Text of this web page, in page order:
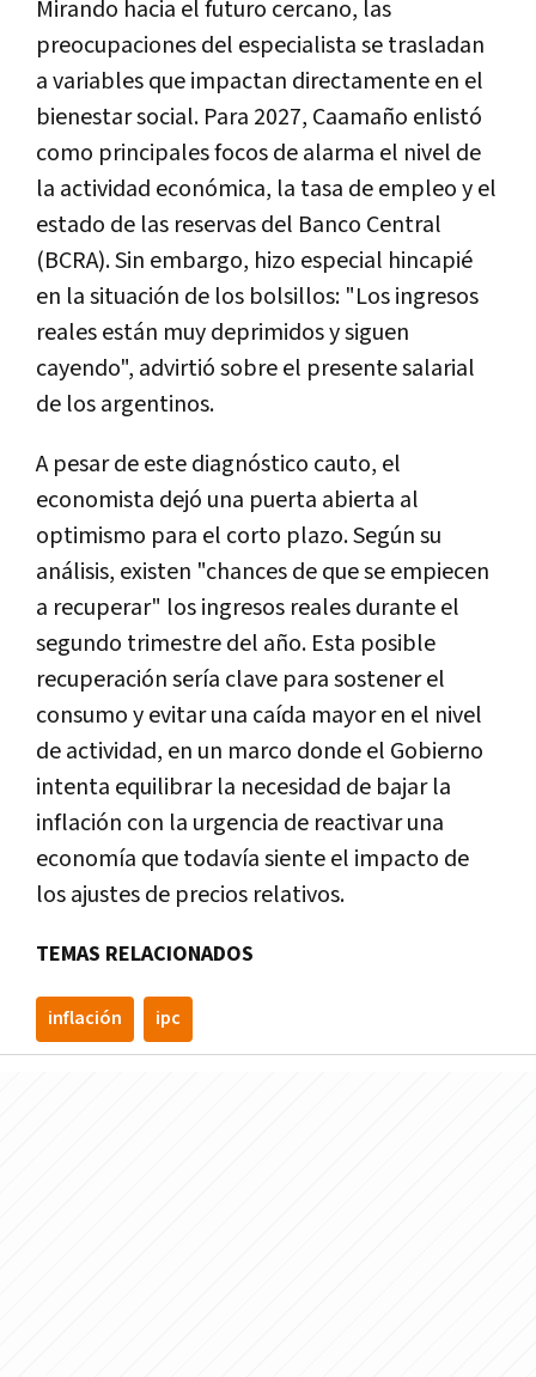
Mirando hacia el futuro cercano, las
preocupaciones del especialista se trasladan
a variables que impactan directamente en el
bienestar social. Para 2027, Caamaño enlistó
como principales focos de alarma el nivel de
la actividad económica, la tasa de empleo y el
estado de las reservas del Banco Central
(BCRA). Sin embargo, hizo especial hincapié
en la situación de los bolsillos: "Los ingresos
reales están muy deprimidos y siguen
cayendo", advirtió sobre el presente salarial
de los argentinos.
A pesar de este diagnóstico cauto, el
economista dejó una puerta abierta al
optimismo para el corto plazo. Según su
análisis, existen "chances de que se empiecen
a recuperar" los ingresos reales durante el
segundo trimestre del año. Esta posible
recuperación sería clave para sostener el
consumo y evitar una caída mayor en el nivel
de actividad, en un marco donde el Gobierno
intenta equilibrar la necesidad de bajar la
inflación con la urgencia de reactivar una
economía que todavía siente el impacto de
los ajustes de precios relativos.
TEMAS RELACIONADOS
inflación ipc